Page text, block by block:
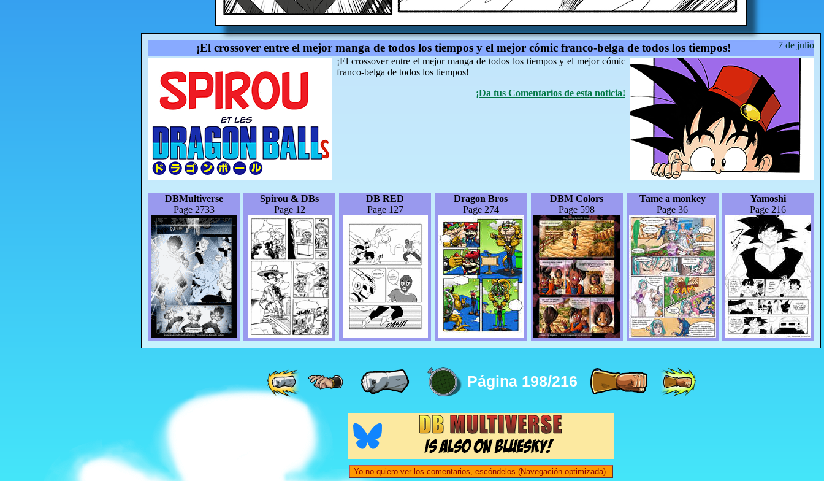
7 de julio
¡El crossover entre el mejor manga de todos los tiempos y el mejor cómic franco-belga de todos los tiempos!
¡El crossover entre el mejor manga de todos los tiempos y el mejor cómic
franco-belga de todos los tiempos!
¡Da tus Comentarios de esta noticia!
DBMultiverse
Page 2733
Spirou & DBs
Page 12
DB RED
Page 127
Dragon Bros
Page 274
DBM Colors
Page 598
Tame a monkey
Page 36
Yamoshi
Page 216
Página 198/216
Yo no quiero ver los comentarios, escóndelos (Navegación optimizada).